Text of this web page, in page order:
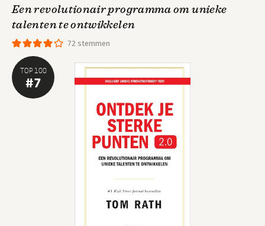
TOP 100
#7
72 stemmen
Een revolutionair programma om unieke
talenten te ontwikkelen